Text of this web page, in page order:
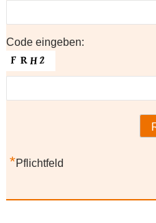
Code eingeben:
*Pflichtfeld